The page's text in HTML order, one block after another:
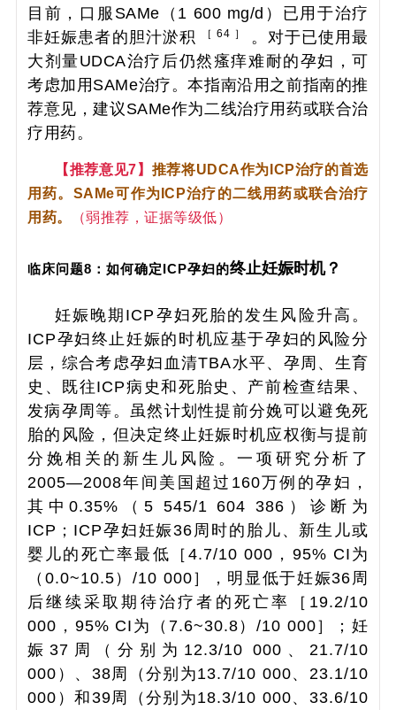
目前，口服SAMe（1 600 mg/d）已用于治疗
非妊娠患者的胆汁淤积
［ 64 ］
。对于已使用最
大剂量UDCA治疗后仍然瘙痒难耐的孕妇，可
考虑加用SAMe治疗。本指南沿用之前指南的推
荐意见，建议SAMe作为二线治疗用药或联合治
疗用药。
【推荐意见7】 推荐将UDCA作为ICP治疗的首选
用药。SAMe可作为ICP治疗的二线用药或联合治疗
用药。
（弱推荐，证据等级低）
临床问题8：如何确定ICP孕妇的终止妊娠时机？
妊娠晚期ICP孕妇死胎的发生风险升高。
ICP孕妇终止妊娠的时机应基于孕妇的风险分
层，综合考虑孕妇血清TBA水平、孕周、生育
史、既往ICP病史和死胎史、产前检查结果、
发病孕周等。虽然计划性提前分娩可以避免死
胎的风险，但决定终止妊娠时机应权衡与提前
分娩相关的新生儿风险。一项研究分析了
2005—2008年间美国超过160万例的孕妇，
其中0.35%（5 545/1 604 386）诊断为
ICP；ICP孕妇妊娠36周时的胎儿、新生儿或
婴儿的死亡率最低［4.7/10 000，95% CI 为
（0.0~10.5）/10 000］，明显低于妊娠36周
后继续采取期待治疗者的死亡率［19.2/10
000，95% CI 为（7.6~30.8）/10 000］；妊
娠37周（分别为12.3/10 000、21.7/10
000）、38周（分别为13.7/10 000、23.1/10
000）和39周（分别为18.3/10 000、33.6/10